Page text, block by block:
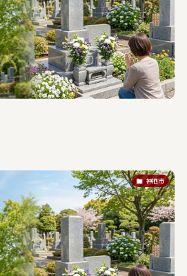
神栖市